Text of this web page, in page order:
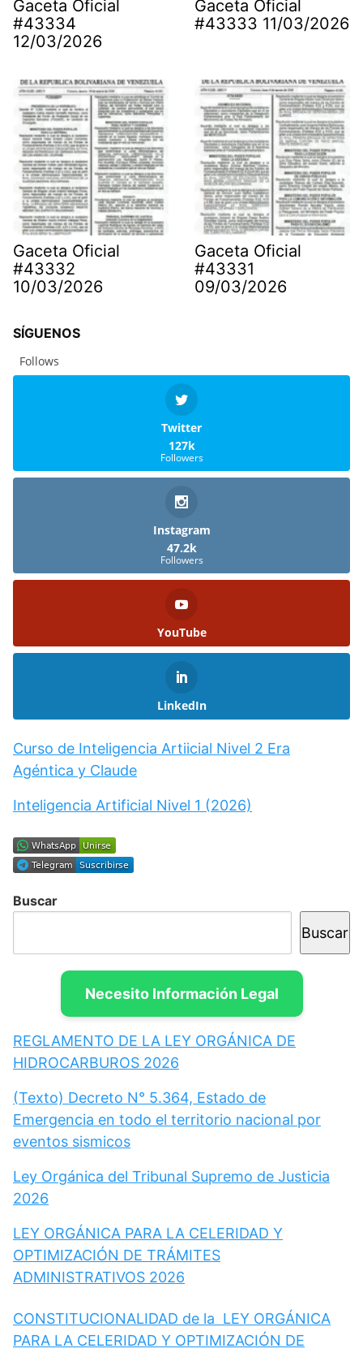
Gaceta Oficial
#43334
12/03/2026
Gaceta Oficial
#43333 11/03/2026
Gaceta Oficial
#43332
10/03/2026
Gaceta Oficial
#43331
09/03/2026
SÍGUENOS
Follows
Twitter
127k
Followers
Instagram
47.2k
Followers
YouTube
LinkedIn
Curso de Inteligencia Artiicial Nivel 2 Era
Agéntica y Claude
Inteligencia Artificial Nivel 1 (2026)
Buscar
Buscar
Necesito Información Legal
REGLAMENTO DE LA LEY ORGÁNICA DE
HIDROCARBUROS 2026
(Texto) Decreto N° 5.364, Estado de
Emergencia en todo el territorio nacional por
eventos sismicos
Ley Orgánica del Tribunal Supremo de Justicia
2026
LEY ORGÁNICA PARA LA CELERIDAD Y
OPTIMIZACIÓN DE TRÁMITES
ADMINISTRATIVOS 2026
CONSTITUCIONALIDAD de la LEY ORGÁNICA
PARA LA CELERIDAD Y OPTIMIZACIÓN DE